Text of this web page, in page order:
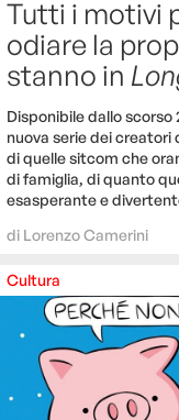
Tutti i motivi
odiare la
stanno in
Disponibile dallo scorso
nuova serie dei creatori
di quelle sitcom che
di famiglia, di quanto
esasperante e
di Lorenzo Camerini
Cultura